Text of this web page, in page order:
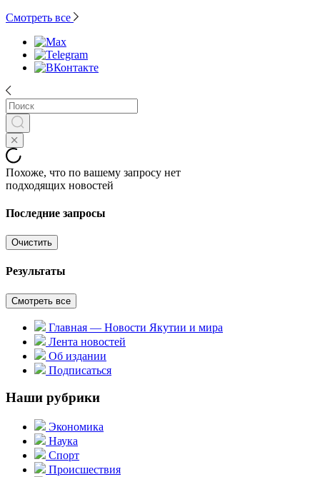
Смотреть все
Похоже, что по вашему запросу нет
подходящих новостей
Последние запросы
Очистить
Результаты
Смотреть все
Главная — Новости Якутии и мира
Лента новостей
Об издании
Подписаться
Наши рубрики
Экономика
Наука
Спорт
Происшествия